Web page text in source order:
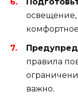
освещение,
правила
важно.